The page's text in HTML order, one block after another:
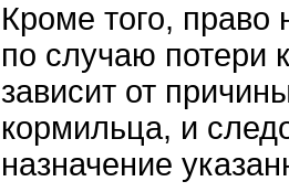
Кроме того,
по случаю потери
зависит от
кормильца, и
назначение